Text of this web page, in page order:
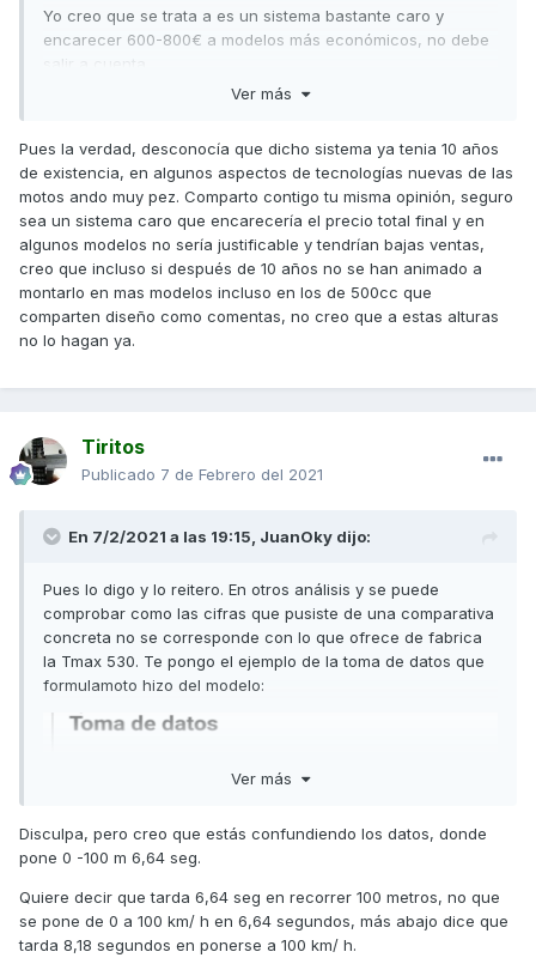
Yo creo que se trata a es un sistema bastante caro y
encarecer 600-800€ a modelos más económicos, no debe
salir a cuenta.
Ver más
Pues la verdad, desconocía que dicho sistema ya tenia 10 años
de existencia, en algunos aspectos de tecnologías nuevas de las
motos ando muy pez. Comparto contigo tu misma opinión, seguro
sea un sistema caro que encarecería el precio total final y en
algunos modelos no sería justificable y tendrían bajas ventas,
creo que incluso si después de 10 años no se han animado a
montarlo en mas modelos incluso en los de 500cc que
comparten diseño como comentas, no creo que a estas alturas
no lo hagan ya.
Tiritos
Publicado 7 de Febrero del 2021
En 7/2/2021 a las 19:15, JuanOky dijo:
Pues lo digo y lo reitero. En otros análisis y se puede
comprobar como las cifras que pusiste de una comparativa
concreta no se corresponde con lo que ofrece de fabrica
la Tmax 530. Te pongo el ejemplo de la toma de datos que
formulamoto hizo del modelo:
Ver más
Disculpa, pero creo que estás confundiendo los datos, donde
pone 0 -100 m 6,64 seg.
Quiere decir que tarda 6,64 seg en recorrer 100 metros, no que
se pone de 0 a 100 km/ h en 6,64 segundos, más abajo dice que
tarda 8,18 segundos en ponerse a 100 km/ h.